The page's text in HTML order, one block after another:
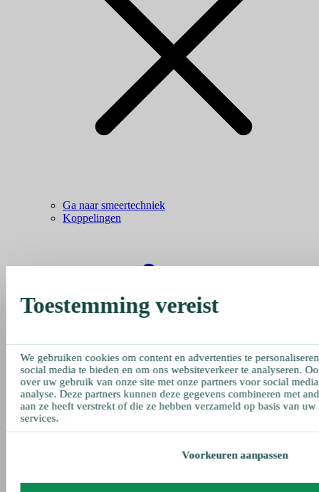
Ga naar smeertechniek
Koppelingen
Toestemming vereist
We gebruiken cookies om content en advertenties te
social media te bieden en om ons websiteverkeer te analyseren.
over uw gebruik van onze site met onze partners voor social
analyse. Deze partners kunnen deze gegevens combineren met
aan ze heeft verstrekt of die ze hebben verzameld op basis van
services.
Voorkeuren aanpassen